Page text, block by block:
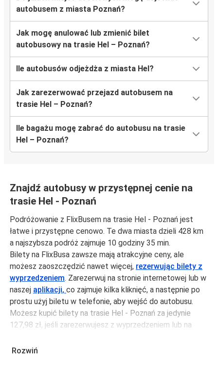
autobusem z miasta Poznań?
Jak mogę anulować lub zmienić bilet
autobusowy na trasie Hel – Poznań?
Ile autobusów odjeżdża z miasta Hel?
Jak zarezerwować przejazd autobusem na
trasie Hel – Poznań?
Ile bagażu mogę zabrać do autobusu na trasie
Hel – Poznań?
Znajdź autobusy w przystępnej cenie na
trasie Hel - Poznań
Podróżowanie z FlixBusem na trasie Hel - Poznań jest
łatwe i przystępne cenowo. Te dwa miasta dzieli 428 km
a najszybsza podróż zajmuje 10 godziny 35 min.
Bilety na FlixBusa zawsze mają atrakcyjne ceny, ale
możesz zaoszczędzić nawet więcej, rezerwując bilety z
wyprzedzeniem. Zarezerwuj na stronie internetowej lub w
naszej aplikacji, co zajmuje kilka kliknięć, a następnie po
prostu użyj biletu w telefonie, aby wejść do autobusu.
Możesz kupić bilety na trasie Hel - Poznań za jedynie
127,98 zł, jeśli zarezerwujesz z wyprzedzeniem lub na
szybko, łatwo i zadbać o zmniejszanie śladu węglowego,
Rozwiń